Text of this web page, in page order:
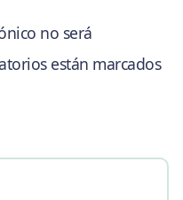
no será
están marcados